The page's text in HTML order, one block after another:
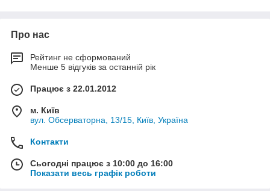
Про нас
Рейтинг не сформований
Менше 5 відгуків за останній рік
Працює з 22.01.2012
м. Київ
вул. Обсерваторна, 13/15, Київ, Україна
Контакти
Сьогодні працює з 10:00 до 16:00
Показати весь графік роботи